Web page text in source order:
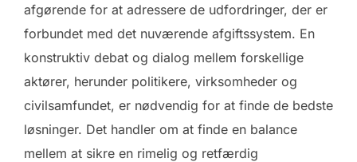
afgørende for at adressere de udfordringer, der er
forbundet med det nuværende afgiftssystem. En
konstruktiv debat og dialog mellem forskellige
aktører, herunder politikere, virksomheder og
civilsamfundet, er nødvendig for at finde de bedste
løsninger. Det handler om at finde en balance
mellem at sikre en rimelig og retfærdig